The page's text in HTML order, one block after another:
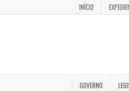
INÍCIO
GOVERNO